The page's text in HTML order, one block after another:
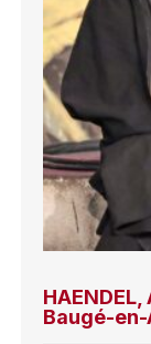
Baugé-en-